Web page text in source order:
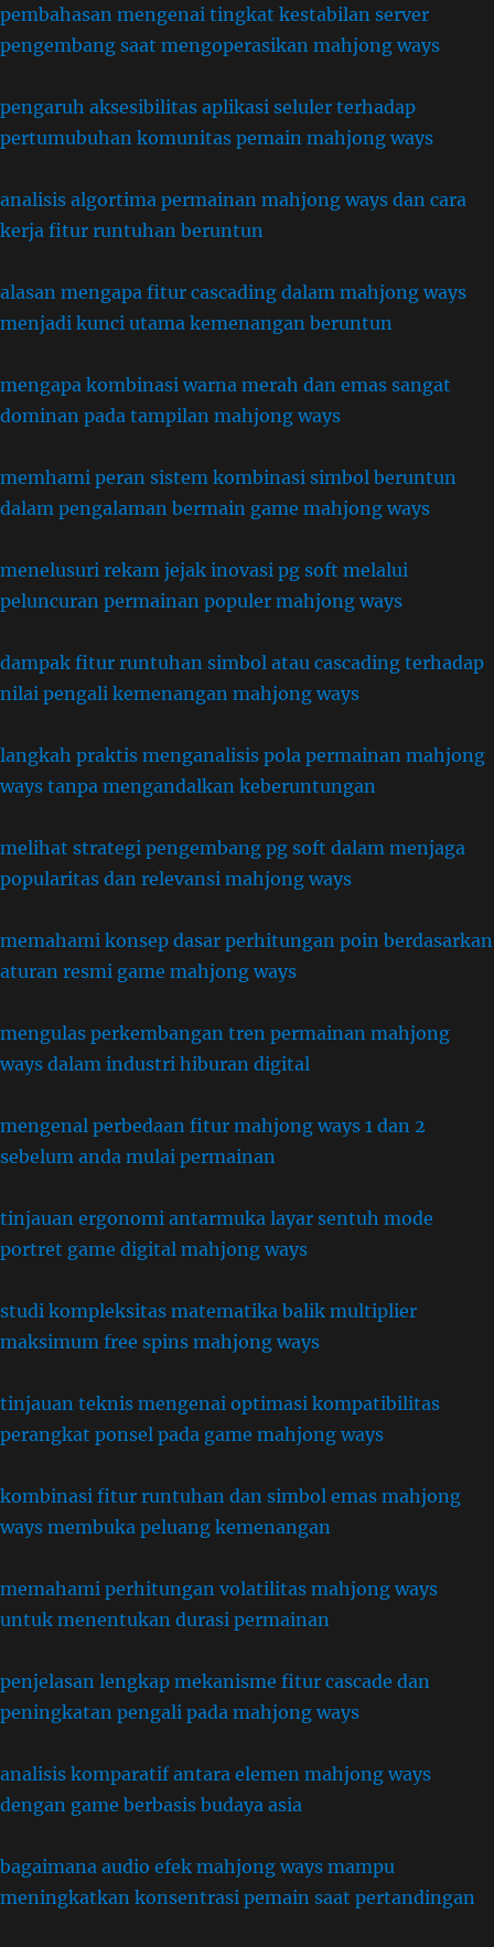
pembahasan mengenai tingkat kestabilan server
pengembang saat mengoperasikan mahjong ways
pengaruh aksesibilitas aplikasi seluler terhadap
pertumubuhan komunitas pemain mahjong ways
analisis algortima permainan mahjong ways dan cara
kerja fitur runtuhan beruntun
alasan mengapa fitur cascading dalam mahjong ways
menjadi kunci utama kemenangan beruntun
mengapa kombinasi warna merah dan emas sangat
dominan pada tampilan mahjong ways
memhami peran sistem kombinasi simbol beruntun
dalam pengalaman bermain game mahjong ways
menelusuri rekam jejak inovasi pg soft melalui
peluncuran permainan populer mahjong ways
dampak fitur runtuhan simbol atau cascading terhadap
nilai pengali kemenangan mahjong ways
langkah praktis menganalisis pola permainan mahjong
ways tanpa mengandalkan keberuntungan
melihat strategi pengembang pg soft dalam menjaga
popularitas dan relevansi mahjong ways
memahami konsep dasar perhitungan poin berdasarkan
aturan resmi game mahjong ways
mengulas perkembangan tren permainan mahjong
ways dalam industri hiburan digital
mengenal perbedaan fitur mahjong ways 1 dan 2
sebelum anda mulai permainan
tinjauan ergonomi antarmuka layar sentuh mode
portret game digital mahjong ways
studi kompleksitas matematika balik multiplier
maksimum free spins mahjong ways
tinjauan teknis mengenai optimasi kompatibilitas
perangkat ponsel pada game mahjong ways
kombinasi fitur runtuhan dan simbol emas mahjong
ways membuka peluang kemenangan
memahami perhitungan volatilitas mahjong ways
untuk menentukan durasi permainan
penjelasan lengkap mekanisme fitur cascade dan
peningkatan pengali pada mahjong ways
analisis komparatif antara elemen mahjong ways
dengan game berbasis budaya asia
bagaimana audio efek mahjong ways mampu
meningkatkan konsentrasi pemain saat pertandingan